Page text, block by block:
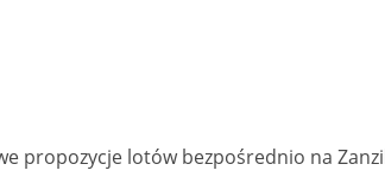
propozycje lotów bezpośrednio na